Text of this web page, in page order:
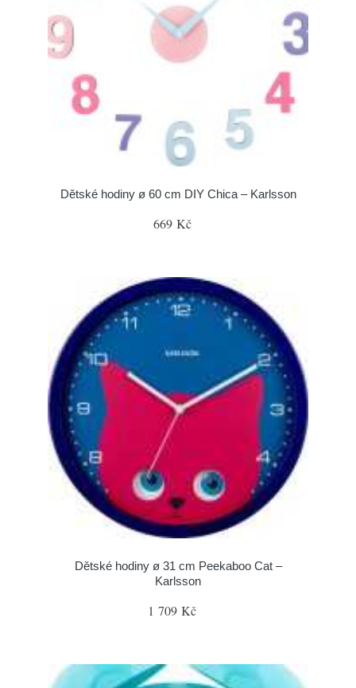
Dětské hodiny ø 60 cm DIY Chica – Karlsson
669 Kč
Dětské hodiny ø 31 cm Peekaboo Cat –
Karlsson
1 709 Kč